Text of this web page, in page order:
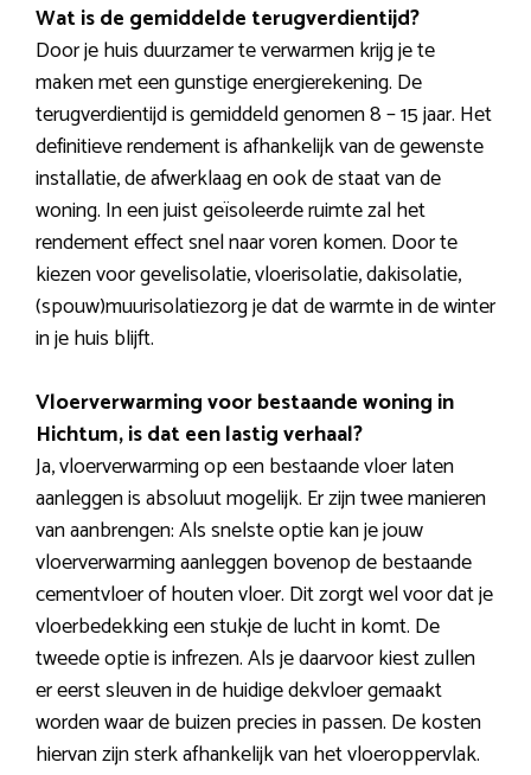
Wat is de gemiddelde terugverdientijd?
Door je huis duurzamer te verwarmen krijg je te
maken met een gunstige energierekening. De
terugverdientijd is gemiddeld genomen 8 – 15 jaar. Het
definitieve rendement is afhankelijk van de gewenste
installatie, de afwerklaag en ook de staat van de
woning. In een juist geïsoleerde ruimte zal het
rendement effect snel naar voren komen. Door te
kiezen voor gevelisolatie, vloerisolatie, dakisolatie,
(spouw)muurisolatiezorg je dat de warmte in de winter
in je huis blijft.
Vloerverwarming voor bestaande woning in
Hichtum, is dat een lastig verhaal?
Ja, vloerverwarming op een bestaande vloer laten
aanleggen is absoluut mogelijk. Er zijn twee manieren
van aanbrengen: Als snelste optie kan je jouw
vloerverwarming aanleggen bovenop de bestaande
cementvloer of houten vloer. Dit zorgt wel voor dat je
vloerbedekking een stukje de lucht in komt. De
tweede optie is infrezen. Als je daarvoor kiest zullen
er eerst sleuven in de huidige dekvloer gemaakt
worden waar de buizen precies in passen. De kosten
hiervan zijn sterk afhankelijk van het vloeroppervlak.